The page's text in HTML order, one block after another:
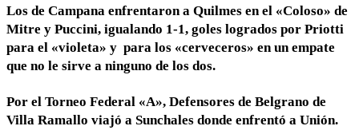
Los de Campana enfrentaron a Quilmes en el «Coloso» de
Mitre y Puccini, igualando 1-1, goles logrados por Priotti
para el «violeta» y para los «cerveceros» en un empate
que no le sirve a ninguno de los dos.
Por el Torneo Federal «A», Defensores de Belgrano de
Villa Ramallo viajó a Sunchales donde enfrentó a Unión.